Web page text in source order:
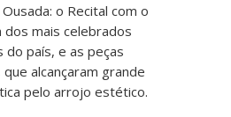
o Recital com o
dos mais celebrados
país, e as peças
alcançaram grande
pelo arrojo estético.